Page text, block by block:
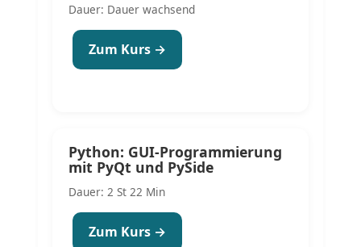
Dauer: Dauer wachsend
Zum Kurs →
Python: GUI-Programmierung
mit PyQt und PySide
Dauer: 2 St 22 Min
Zum Kurs →